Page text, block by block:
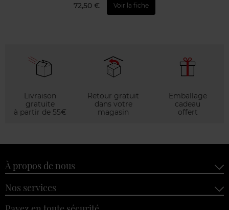
72,50 € Voir la fiche
Livraison
gratuite
à partir de 55€
Retour gratuit
dans votre
magasin
Emballage
cadeau
offert
À propos de nous
Nos services